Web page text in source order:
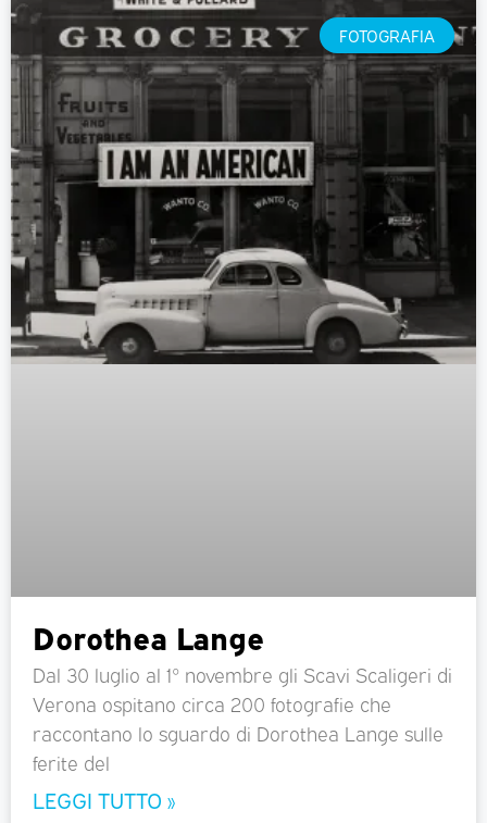
FOTOGRAFIA
Dorothea Lange
Dal 30 luglio al 1° novembre gli Scavi Scaligeri di
Verona ospitano circa 200 fotografie che
raccontano lo sguardo di Dorothea Lange sulle
ferite del
LEGGI TUTTO »